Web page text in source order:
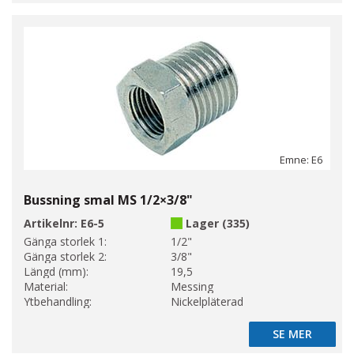
Emne: E6
Bussning smal MS 1/2×3/8"
Artikelnr: E6-5
Lager (335)
Gänga storlek 1:
1/2"
Gänga storlek 2:
3/8"
Längd (mm):
19,5
Material:
Messing
Ytbehandling:
Nickelpläterad
SE MER
SE MER